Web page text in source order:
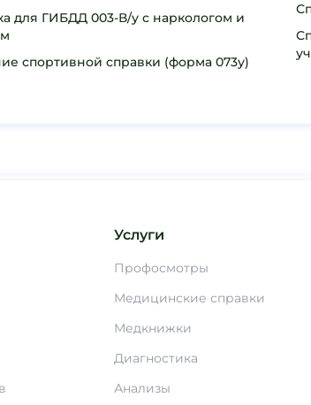
для ГИБДД 003-В/у с наркологом и
спортивной справки (форма 073у)
Услуги
Профосмотры
Медицинские справки
Медкнижки
Диагностика
Анализы